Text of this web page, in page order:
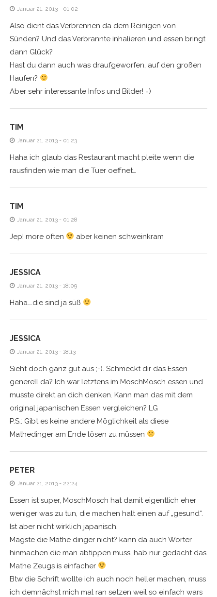
Januar 21, 2013 - 01:02
Also dient das Verbrennen da dem Reinigen von
Sünden? Und das Verbrannte inhalieren und essen bringt
dann Glück?
Hast du dann auch was draufgeworfen, auf den großen
Haufen?
Aber sehr interessante Infos und Bilder! =)
TIM
Januar 21, 2013 - 01:23
Haha ich glaub das Restaurant macht pleite wenn die
rausfinden wie man die Tuer oeffnet…
TIM
Januar 21, 2013 - 01:28
Jep! more often aber keinen schweinkram
JESSICA
Januar 21, 2013 - 18:09
Haha….die sind ja süß
JESSICA
Januar 21, 2013 - 18:13
Sieht doch ganz gut aus ;-). Schmeckt dir das Essen
generell da? Ich war letztens im MoschMosch essen und
musste direkt an dich denken. Kann man das mit dem
original japanischen Essen vergleichen? LG
P.S.: Gibt es keine andere Möglichkeit als diese
Mathedinger am Ende lösen zu müssen
PETER
Januar 21, 2013 - 22:24
Essen ist super, MoschMosch hat damit eigentlich eher
weniger was zu tun, die machen halt einen auf „gesund“.
Ist aber nicht wirklich japanisch.
Magste die Mathe dinger nicht? kann da auch Wörter
hinmachen die man abtippen muss, hab nur gedacht das
Mathe Zeugs is einfacher
Btw die Schrift wollte ich auch noch heller machen, muss
ich demnächst mich mal ran setzen weil so einfach wars